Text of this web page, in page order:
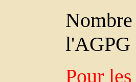
Nombre
l'AGPG
Pour